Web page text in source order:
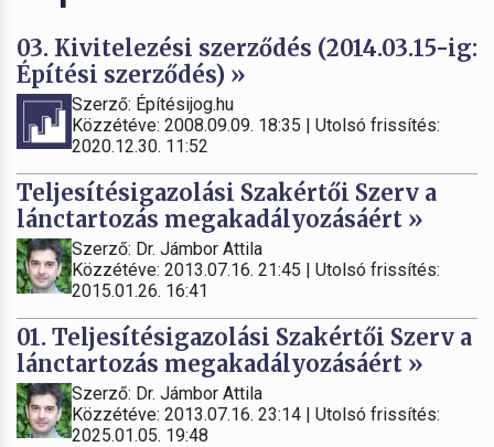
03. Kivitelezési szerződés (2014.03.15-ig:
Építési szerződés) »
Szerző: Építésijog.hu
Közzétéve: 2008.09.09. 18:35 | Utolsó frissítés:
2020.12.30. 11:52
Teljesítésigazolási Szakértői Szerv a
lánctartozás megakadályozásáért »
Szerző: Dr. Jámbor Attila
Közzétéve: 2013.07.16. 21:45 | Utolsó frissítés:
2015.01.26. 16:41
01. Teljesítésigazolási Szakértői Szerv a
lánctartozás megakadályozásáért »
Szerző: Dr. Jámbor Attila
Közzétéve: 2013.07.16. 23:14 | Utolsó frissítés:
2025.01.05. 19:48